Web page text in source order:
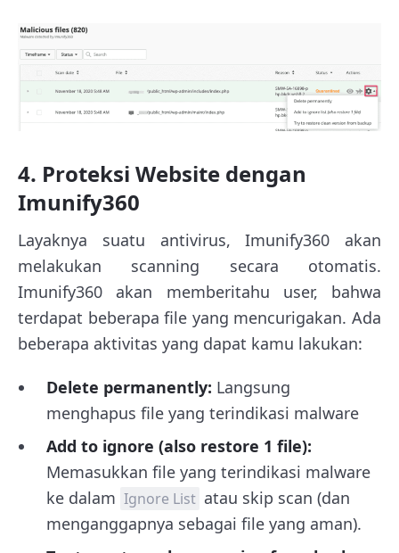
4. Proteksi Website dengan
Imunify360
Layaknya suatu antivirus, Imunify360 akan
melakukan scanning secara otomatis.
Imunify360 akan memberitahu user, bahwa
terdapat beberapa file yang mencurigakan. Ada
beberapa aktivitas yang dapat kamu lakukan:
Delete permanently: Langsung
menghapus file yang terindikasi malware
Add to ignore (also restore 1 file):
Memasukkan file yang terindikasi malware
ke dalam Ignore List atau skip scan (dan
menganggapnya sebagai file yang aman).